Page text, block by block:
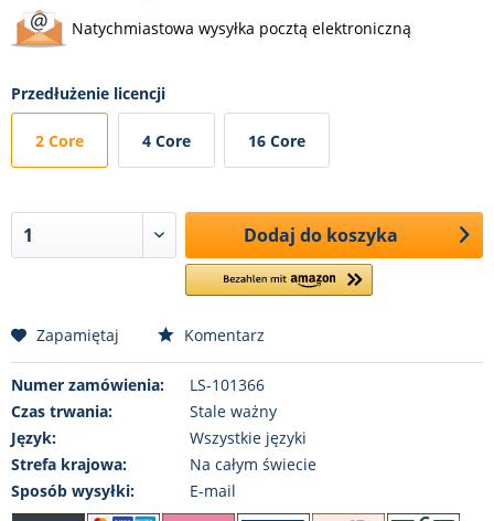
Natychmiastowa wysyłka pocztą elektroniczną
Przedłużenie licencji
2 Core 4 Core 16 Core
Dodaj do koszyka
Zapamiętaj Komentarz
Numer zamówienia:
LS-101366
Czas trwania:
Stale ważny
Język:
Wszystkie języki
Strefa krajowa:
Na całym świecie
Sposób wysyłki:
E-mail